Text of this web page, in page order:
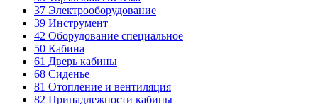
37 Электрооборудование
39 Инструмент
42 Оборудование специальное
50 Кабина
61 Дверь кабины
68 Сиденье
81 Отопление и вентиляция
82 Принадлежности кабины